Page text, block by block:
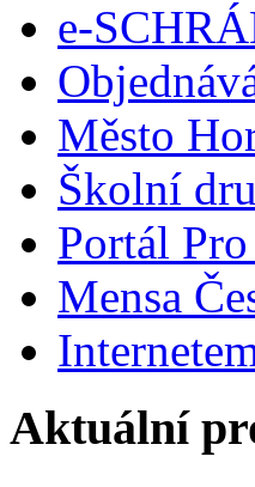
e-
Město
Školní
Portál
Mensa
Aktuální